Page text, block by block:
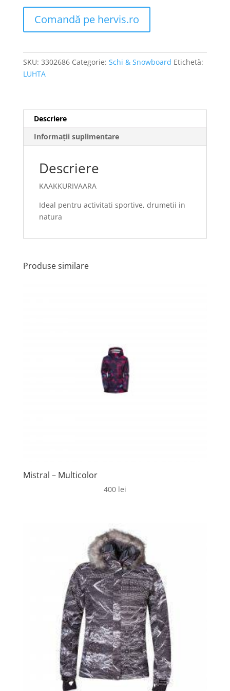
Comandă pe hervis.ro
SKU: 3302686 Categorie: Schi & Snowboard Etichetă:
LUHTA
Descriere
Informații suplimentare
Descriere
KAAKKURIVAARA
Ideal pentru activitati sportive, drumetii in
natura
Produse similare
Mistral – Multicolor
400 lei